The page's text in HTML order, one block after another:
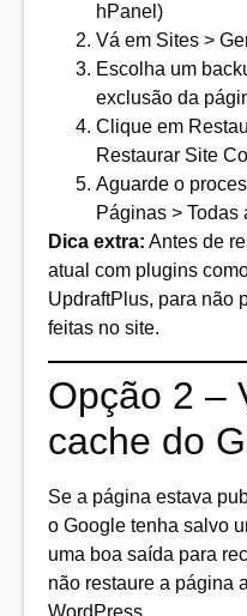
hPanel)
Vá em Sites >
Escolha um
exclusão da
Clique em
Restaurar Site
Aguarde o
Páginas > Todas
Dica extra: Antes de
atual com plugins
UpdraftPlus, para não
feitas no site.
Opção 2 –
cache do
Se a página estava
o Google tenha salvo
uma boa saída para
não restaure a página
WordPress.